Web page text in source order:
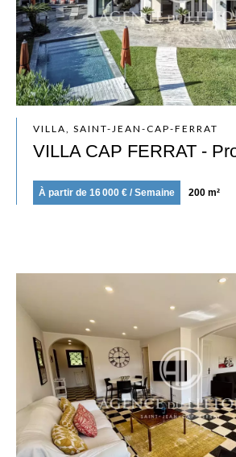
VILLA, SAINT-JEAN-CAP-FERRAT
VILLA CAP FERRAT -
À partir de 16 000 € / Semaine 200 m²